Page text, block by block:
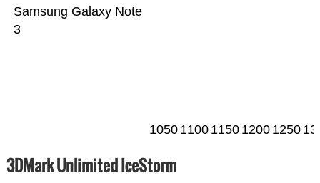
Samsung Galaxy Note
3
1050 1100 1150 1200 1250
3DMark Unlimited IceStorm